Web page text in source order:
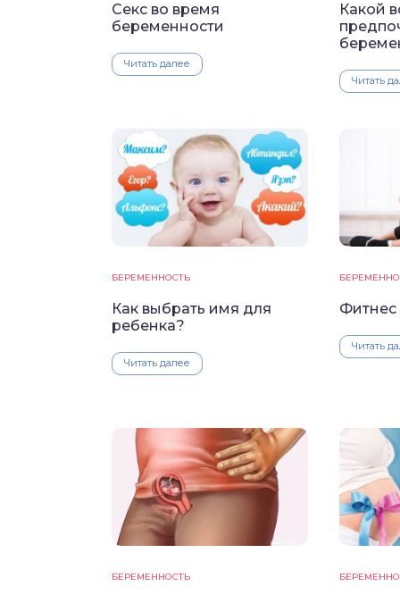
Секс во время
беременности
Читать далее
Какой
Читать
БЕРЕМЕННОСТЬ
Как выбрать имя для
ребенка?
Читать далее
Читать
БЕРЕМЕННОСТЬ